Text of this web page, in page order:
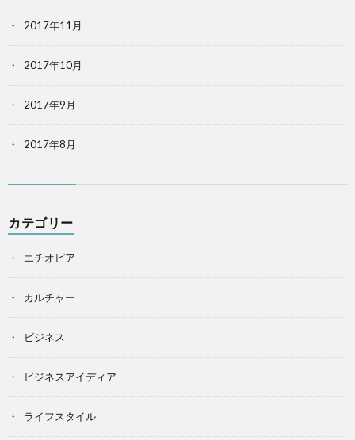
2017年11月
2017年10月
2017年9月
2017年8月
カテゴリー
エチオピア
カルチャー
ビジネス
ビジネスアイディア
ライフスタイル